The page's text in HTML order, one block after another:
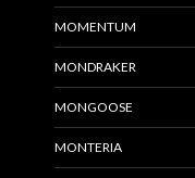
MOMENTUM
MONDRAKER
MONGOOSE
MONTERIA